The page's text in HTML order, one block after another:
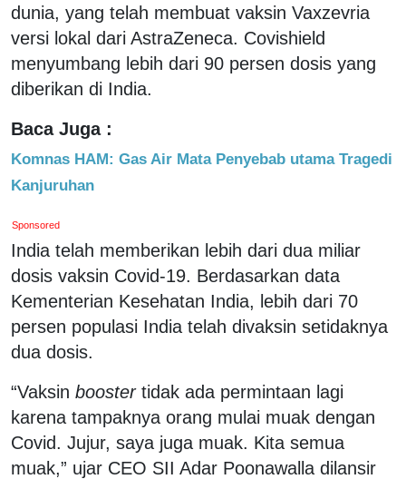
dunia, yang telah membuat vaksin Vaxzevria
versi lokal dari AstraZeneca. Covishield
menyumbang lebih dari 90 persen dosis yang
diberikan di India.
Baca Juga :
Komnas HAM: Gas Air Mata Penyebab utama Tragedi
Kanjuruhan
Sponsored
India telah memberikan lebih dari dua miliar
dosis vaksin Covid-19. Berdasarkan data
Kementerian Kesehatan India, lebih dari 70
persen populasi India telah divaksin setidaknya
dua dosis.
“Vaksin boostertidak ada permintaan lagi
karena tampaknya orang mulai muak dengan
Covid. Jujur, saya juga muak. Kita semua
muak,” ujar CEO SII Adar Poonawalla dilansir